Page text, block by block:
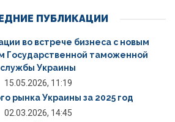
ПУБЛИКАЦИИ
во встрече бизнеса с новым
Государственной таможенной
службы Украины
15.05.2026, 11:19
рынка Украины за 2025 год
02.03.2026, 14:45